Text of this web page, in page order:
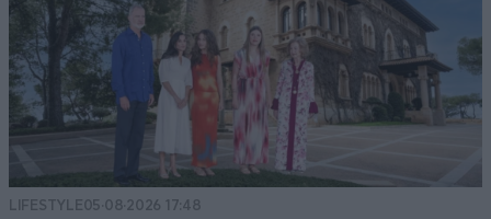
LIFESTYLE05·08·2026 17:48